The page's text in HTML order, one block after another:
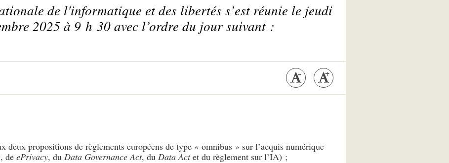
de l'informatique et des libertés s’est réunie le jeudi
2025 à 9 h 30 avec l’ordre du jour suivant :
deux propositions de règlements européens de type « omnibus » sur l’acquis numérique
de ePrivacy, du Data Governance Act, du Data Actet du règlement sur l’IA) ;